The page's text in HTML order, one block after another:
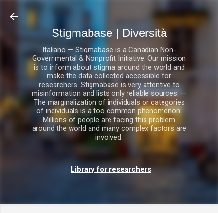
Passa ai contenuti principali
Stigmabase | Diversità
Italiano — Stigmabase is a Canadian Non-
Governmental & Nonprofit Initiative. Our mission
is to inform about stigma around the world and
make the data collected accessible for
researchers. Stigmabase is very attentive to
misinformation and lists only reliable sources. —
The marginalization of individuals or categories
of individuals is a too common phenomenon.
Millions of people are facing this problem
around the world and many complex factors are
involved.
Library for researchers